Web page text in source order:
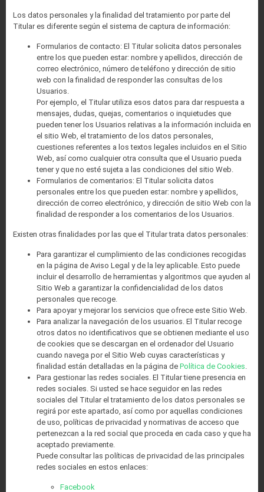
Los datos personales y la finalidad del tratamiento por parte del
Titular es diferente según el sistema de captura de información:
Formularios de contacto: El Titular solicita datos personales
entre los que pueden estar: nombre y apellidos, dirección de
correo electrónico, número de teléfono y dirección de sitio
web con la finalidad de responder las consultas de los
Usuarios.
Por ejemplo, el Titular utiliza esos datos para dar respuesta a
mensajes, dudas, quejas, comentarios o inquietudes que
pueden tener los Usuarios relativas a la información incluida en
el sitio Web, el tratamiento de los datos personales,
cuestiones referentes a los textos legales incluidos en el Sitio
Web, así como cualquier otra consulta que el Usuario pueda
tener y que no esté sujeta a las condiciones del sitio Web.
Formularios de comentarios: El Titular solicita datos
personales entre los que pueden estar: nombre y apellidos,
dirección de correo electrónico, y dirección de sitio Web con la
finalidad de responder a los comentarios de los Usuarios.
Existen otras finalidades por las que el Titular trata datos personales:
Para garantizar el cumplimiento de las condiciones recogidas
en la página de Aviso Legal y de la ley aplicable. Esto puede
incluir el desarrollo de herramientas y algoritmos que ayuden al
Sitio Web a garantizar la confidencialidad de los datos
personales que recoge.
Para apoyar y mejorar los servicios que ofrece este Sitio Web.
Para analizar la navegación de los usuarios. El Titular recoge
otros datos no identificativos que se obtienen mediante el uso
de cookies que se descargan en el ordenador del Usuario
cuando navega por el Sitio Web cuyas características y
finalidad están detalladas en la página de Política de Cookies
Para gestionar las redes sociales. El Titular tiene presencia en
redes sociales. Si usted se hace seguidor en las redes
sociales del Titular el tratamiento de los datos personales se
regirá por este apartado, así como por aquellas condiciones
de uso, políticas de privacidad y normativas de acceso que
pertenezcan a la red social que proceda en cada caso y que ha
aceptado previamente.
Puede consultar las políticas de privacidad de las principales
redes sociales en estos enlaces:
Facebook